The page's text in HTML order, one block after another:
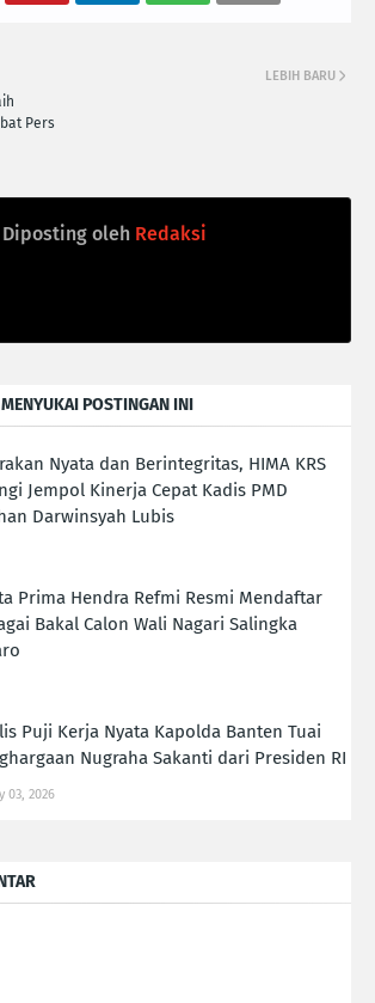
LEBIH BARU
Pers
Diposting oleh Redaksi
POSTINGAN INI
Nyata dan Berintegritas, HIMA KRS
Jempol Kinerja Cepat Kadis PMD
Darwinsyah Lubis
Prima Hendra Refmi Resmi Mendaftar
Bakal Calon Wali Nagari Salingka
Puji Kerja Nyata Kapolda Banten Tuai
Nugraha Sakanti dari Presiden RI
03, 2026